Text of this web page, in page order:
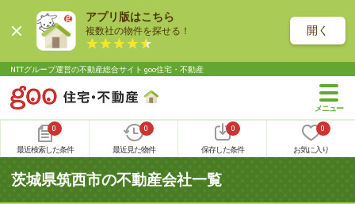
アプリ版はこちら
複数社の物件を探せる！ 開く
NTTグループ運営の不動産総合サイト goo住宅・不動産
0
最近検索した条件
0
最近見た物件
0
保存した条件
0
お気に入り
茨城県筑西市の不動産会社一覧